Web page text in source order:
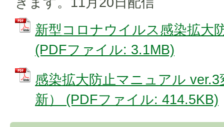
新型コロナウイルス感染拡大
(PDFファイル: 3.1MB)
感染拡大防止マニュアル
新） (PDFファイル: 414.5KB)